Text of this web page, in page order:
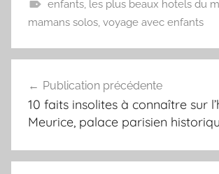
enfants, les plus beaux hotels du
mamans solos, voyage avec enfants
de
l’article
Publication précédente
10 faits insolites à connaître sur
Meurice, palace parisien